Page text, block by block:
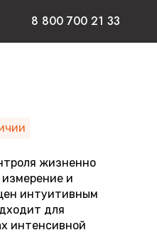
8 800 700 21 33
жизненно
и
интуитивным
для
интенсивной